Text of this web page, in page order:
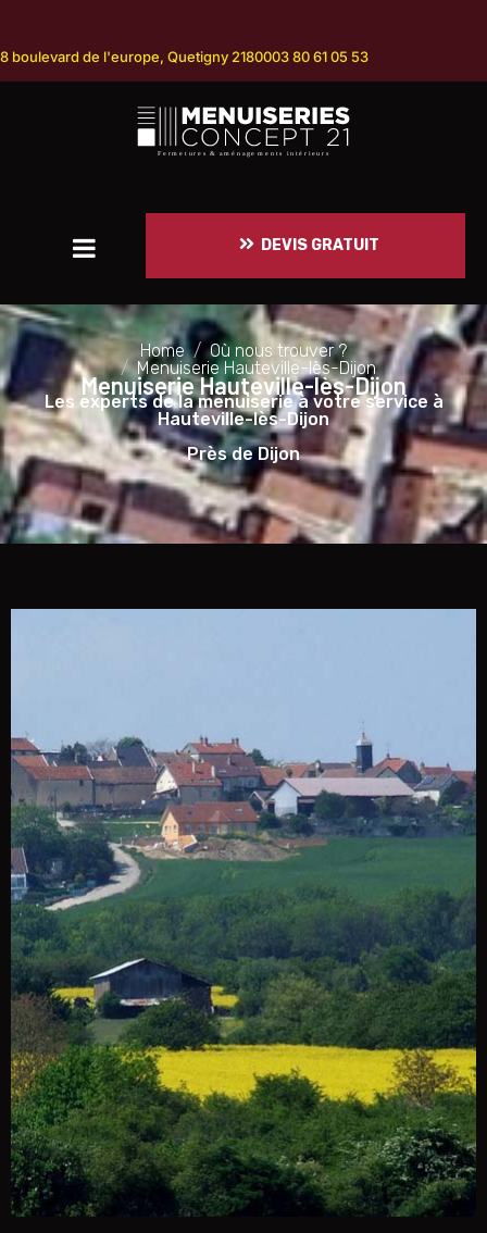
8 boulevard de l'europe, Quetigny 2180003 80 61 05 53
DEVIS GRATUIT
Home
Où nous trouver ?
Menuiserie Hauteville-lès-Dijon
Menuiserie Hauteville-lès-Dijon
Les experts de la menuiserie à votre service à
Hauteville-lès-Dijon
Près de Dijon